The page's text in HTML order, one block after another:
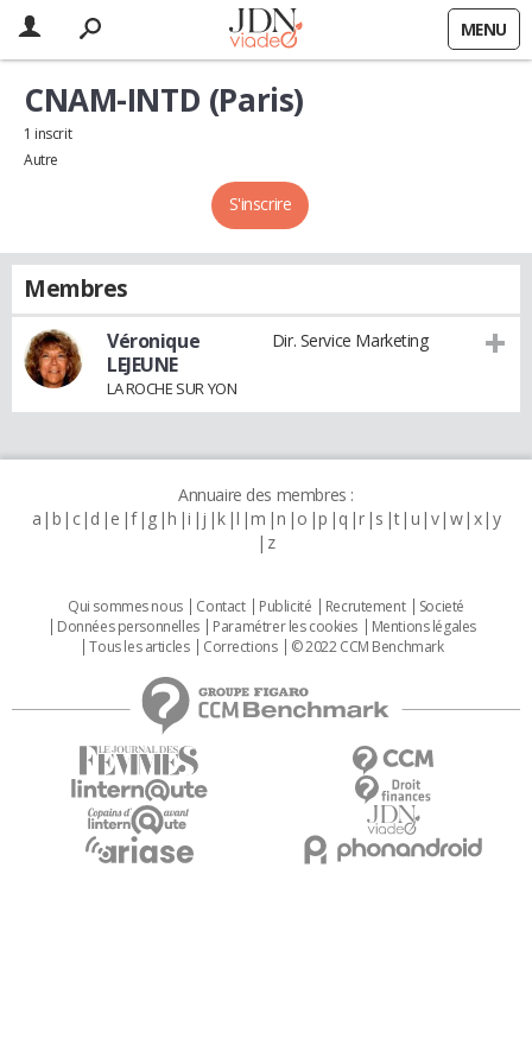
MENU
S'inscrire
CNAM-INTD (Paris)
1 inscrit
Autre
Membres
Véronique
LEJEUNE
LA ROCHE SUR YON
Dir. Service Marketing
Annuaire des membres :
a b c d e f g h i j k l m n o p q r s t u v w x y
z
Qui sommes nous Contact Publicité Recrutement
Societé
Données personnelles
Paramétrer les cookies
Mentions légales
Tous les articles
Corrections © 2022 CCM Benchmark